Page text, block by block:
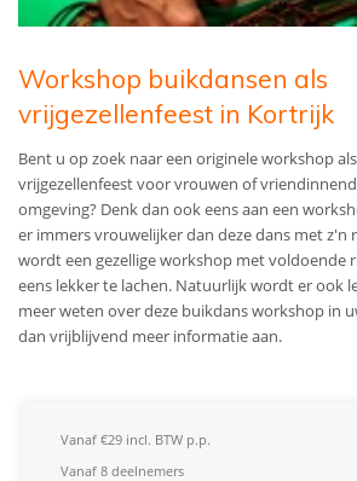
Workshop buikdansen als
vrijgezellenfeest in Kortrijk
Bent u op zoek naar een originele workshop
vrijgezellenfeest voor vrouwen of
omgeving? Denk dan ook eens aan een
er immers vrouwelijker dan deze dans met z'n
wordt een gezellige workshop met voldoende
eens lekker te lachen. Natuurlijk wordt er ook
meer weten over deze buikdans workshop in
dan vrijblijvend meer informatie aan.
Vanaf €29 incl. BTW p.p.
Vanaf 8 deelnemers